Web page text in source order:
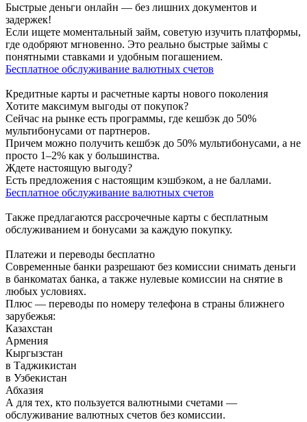
Быстрые деньги онлайн — без лишних документов и
задержек!
Если ищете моментальный займ, советую изучить платформы,
где одобряют мгновенно. Это реально быстрые займы с
понятными ставками и удобным погашением.
Бесплатное обслуживание валютных счетов
Кредитные карты и расчетные карты нового поколения
Хотите максимум выгоды от покупок?
Сейчас на рынке есть программы, где кешбэк до 50%
мультибонусами от партнеров.
Причем можно получить кешбэк до 50% мультибонусами, а не
просто 1–2% как у большинства.
Ждете настоящую выгоду?
Есть предложения с настоящим кэшбэком, а не баллами.
Бесплатное обслуживание валютных счетов
Также предлагаются рассрочечные карты с бесплатным
обслуживанием и бонусами за каждую покупку.
Платежи и переводы бесплатно
Современные банки разрешают без комиссии снимать деньги
в банкоматах банка, а также нулевые комиссии на снятие в
любых условиях.
Плюс — переводы по номеру телефона в страны ближнего
зарубежья:
Казахстан
Армения
Кыргызстан
в Таджикистан
в Узбекистан
Абхазия
А для тех, кто пользуется валютными счетами —
обслуживание валютных счетов без комиссии.